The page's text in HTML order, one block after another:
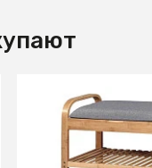
9 990 ₽
Полка для обуви